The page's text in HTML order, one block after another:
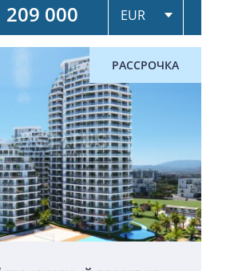
209 000
РАССРОЧКА